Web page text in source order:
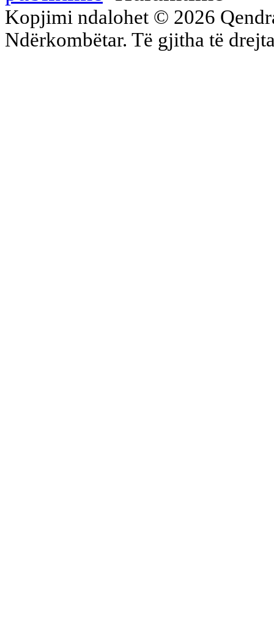
Kopjimi ndalohet © 2026
Ndërkombëtar. Të gjitha të